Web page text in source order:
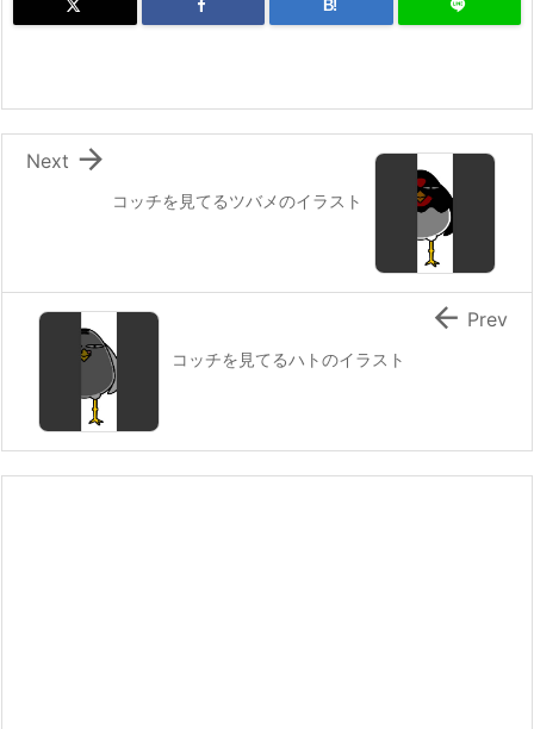
B!
コッチを見てるツバメのイラスト

Next
コッチを見てるハトのイラスト
 Prev